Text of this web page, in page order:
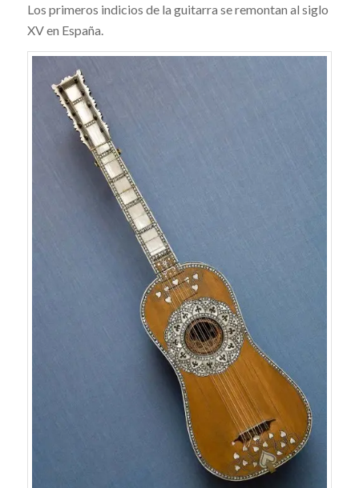
Los primeros indicios de la guitarra se remontan al siglo
XV en España.